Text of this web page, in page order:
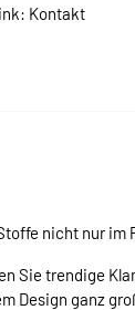
Kontakt
nicht nur
Sie trendige
Design ganz